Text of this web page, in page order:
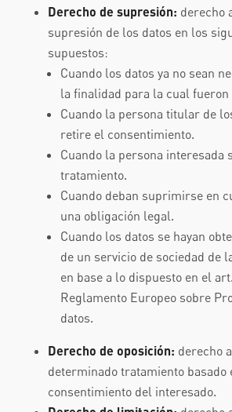
Derecho de supresión: derecho
supresión de los datos en los
supuestos:
Cuando los datos ya no sean
la finalidad para la cual fueron
Cuando la persona titular de
retire el consentimiento.
Cuando la persona interesada
tratamiento.
Cuando deban suprimirse en
una obligación legal.
Cuando los datos se hayan
de un servicio de sociedad de
en base a lo dispuesto en el
Reglamento Europeo sobre
datos.
Derecho de oposición: derecho
determinado tratamiento basado
consentimiento del interesado.